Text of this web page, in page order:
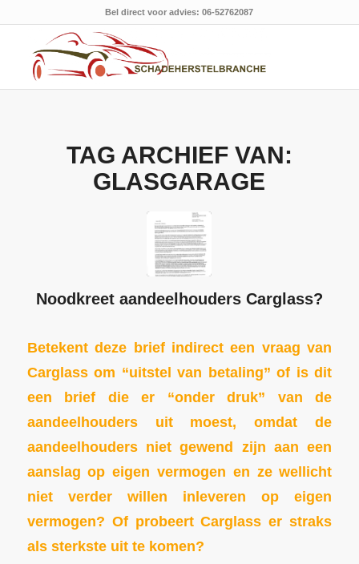
Bel direct voor advies: 06-52762087
TAG ARCHIEF VAN:
GLASGARAGE
Noodkreet aandeelhouders Carglass?
Betekent deze brief indirect een vraag van
Carglass om “uitstel van betaling” of is dit
een brief die er “onder druk” van de
aandeelhouders uit moest, omdat de
aandeelhouders niet gewend zijn aan een
aanslag op eigen vermogen en ze wellicht
niet verder willen inleveren op eigen
vermogen? Of probeert Carglass er straks
als sterkste uit te komen?